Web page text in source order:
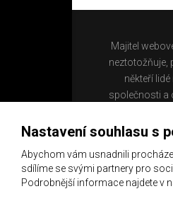
Majitel
neztotožňuje,
někteří
společnosti a
Nastavení souhlasu s
Abychom vám usnadnili
sdílíme se svými partnery pro
Podrobnější informace najdete v